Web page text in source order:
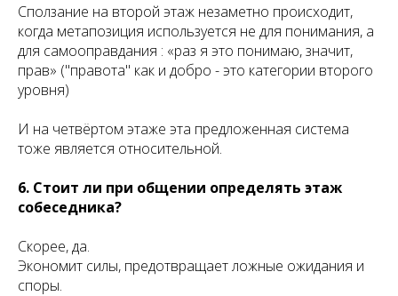
Сползание на второй этаж незаметно происходит,
когда метапозиция используется не для понимания, а
для самооправдания : «раз я это понимаю, значит,
прав» ("правота" как и добро - это категории второго
уровня)
И на четвёртом этаже эта предложенная система
тоже является относительной.
6. Стоит ли при общении определять этаж
собеседника?
Скорее, да.
Экономит силы, предотвращает ложные ожидания и
споры.